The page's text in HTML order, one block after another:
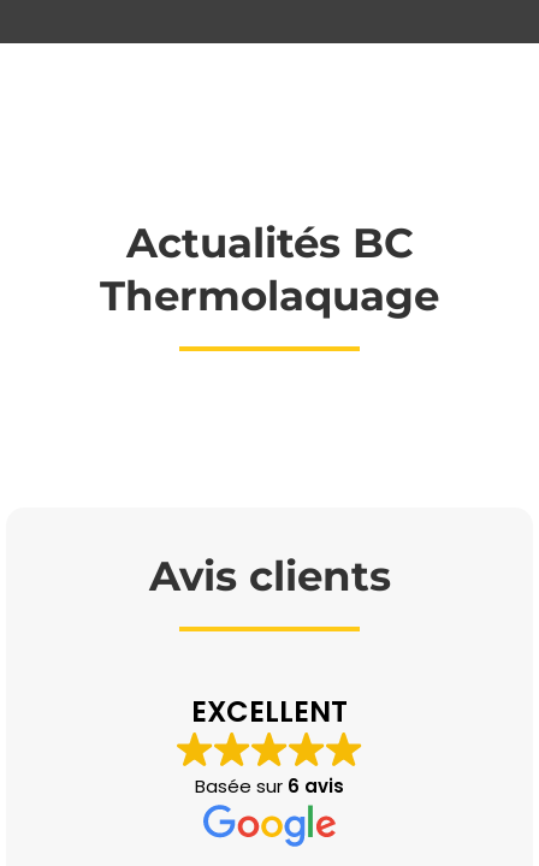
Actualités BC
Thermolaquage
Avis clients
EXCELLENT
Basée sur 6 avis